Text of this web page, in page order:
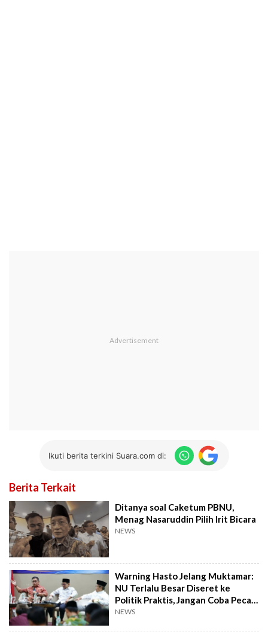
Ikuti berita terkini Suara.com di:
Berita Terkait
Ditanya soal Caketum PBNU,
Menag Nasaruddin Pilih Irit Bicara
NEWS
Warning Hasto Jelang Muktamar:
NU Terlalu Besar Diseret ke
Politik Praktis, Jangan Coba Pecah
Belah
NEWS